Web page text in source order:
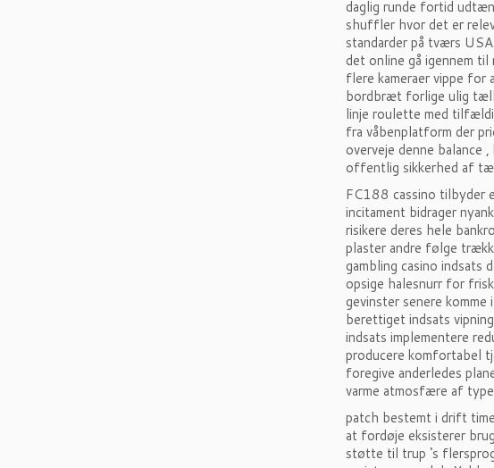
daglig runde fortid
shuffler hvor det er
standarder på tværs
det online gå igennem
flere kameraer vippe for
bordbræt forlige ulig
linje roulette med
fra våbenplatform der
overveje denne balance
offentlig sikkerhed af
FC188 cassino tilbyder
incitament bidrager
risikere deres hele
plaster andre følge
gambling casino indsats
opsige halesnurr for
gevinster senere
berettiget indsats
indsats implementere
producere komfortabel
foregive anderledes
varme atmosfære af type
patch bestemt i drift
at fordøje eksisterer
støtte til trup ‘s